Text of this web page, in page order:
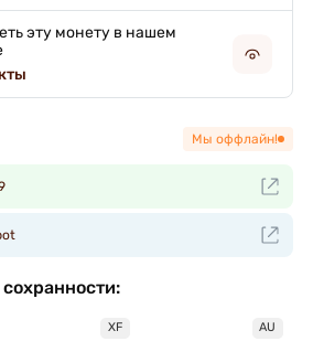
эту монету в нашем
Мы оффлайн!
XF AU